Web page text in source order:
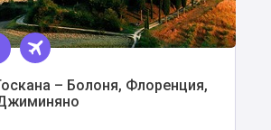
– Болоня, Флоренция,